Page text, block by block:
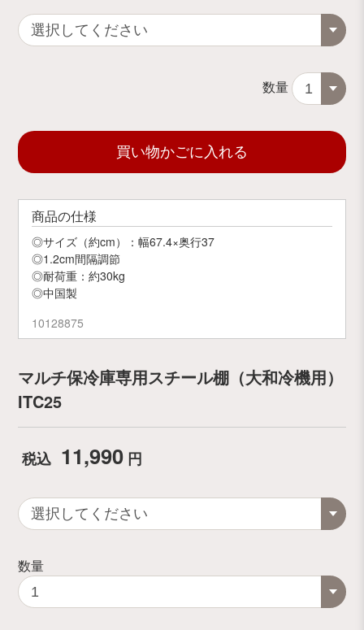
数量
買い物かごに入れる
商品の仕様
◎サイズ（約cm）：幅67.4×奥行37
◎1.2cm間隔調節
◎耐荷重：約30kg
◎中国製
10128875
マルチ保冷庫専用スチール棚（大和冷機用）
ITC25
税込 11,990 円
数量